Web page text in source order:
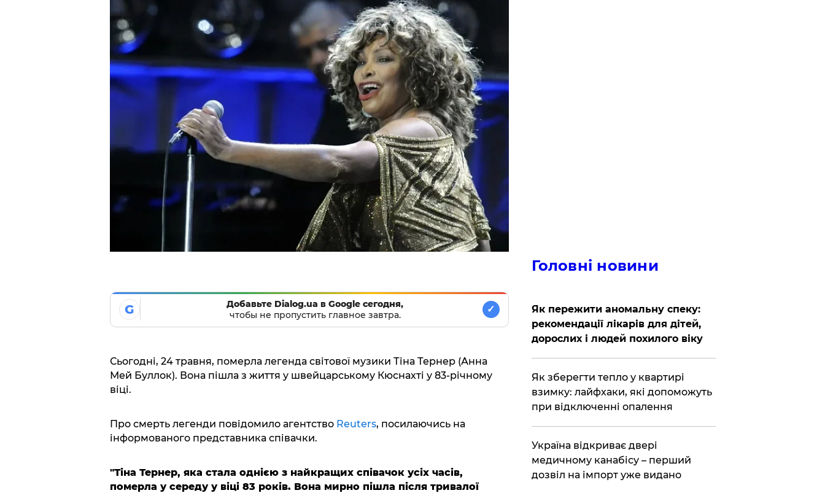
G
Добавьте Dialog.ua в Google сегодня,
чтобы не пропустить главное завтра.
✓
Сьогодні, 24 травня, померла легенда світової музики Тіна Тернер (Анна
Мей Буллок). Вона пішла з життя у швейцарському Кюснахті у 83-річному
віці.
Про смерть легенди повідомило агентство Reuters, посилаючись на
інформованого представника співачки.
"Тіна Тернер, яка стала однією з найкращих співачок усіх часів,
померла у середу у віці 83 років. Вона мирно пішла після тривалої
Головні новини
Як пережити аномальну спеку:
рекомендації лікарів для дітей,
дорослих і людей похилого віку
Як зберегти тепло у квартирі
взимку: лайфхаки, які допоможуть
при відключенні опалення
Україна відкриває двері
медичному канабісу – перший
дозвіл на імпорт уже видано